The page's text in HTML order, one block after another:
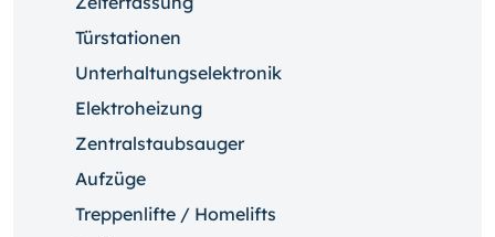
Türstationen
Unterhaltungselektronik
Elektroheizung
Zentralstaubsauger
Aufzüge
Treppenlifte / Homelifts